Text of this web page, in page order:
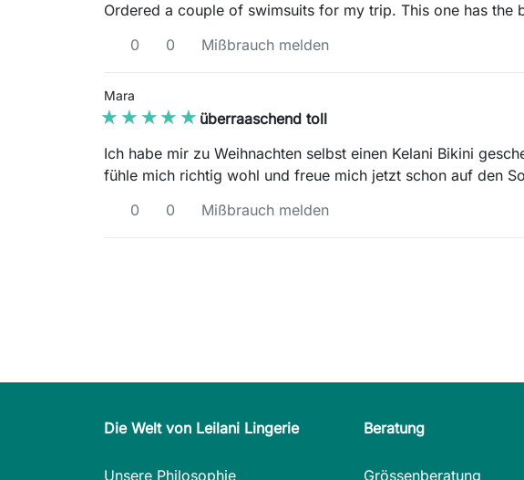
Ordered a couple of swimsuits for my trip. This one has
0
0 Mißbrauch melden
Mara
★★★★★
★★★★★ überraaschend toll
Ich habe mir zu Weihnachten selbst einen Kelani Bikini
fühle mich richtig wohl und freue mich jetzt schon auf den
0
0 Mißbrauch melden
Die Welt von Leilani Lingerie
Unsere Philosophie
Beratung
Grössenberatung